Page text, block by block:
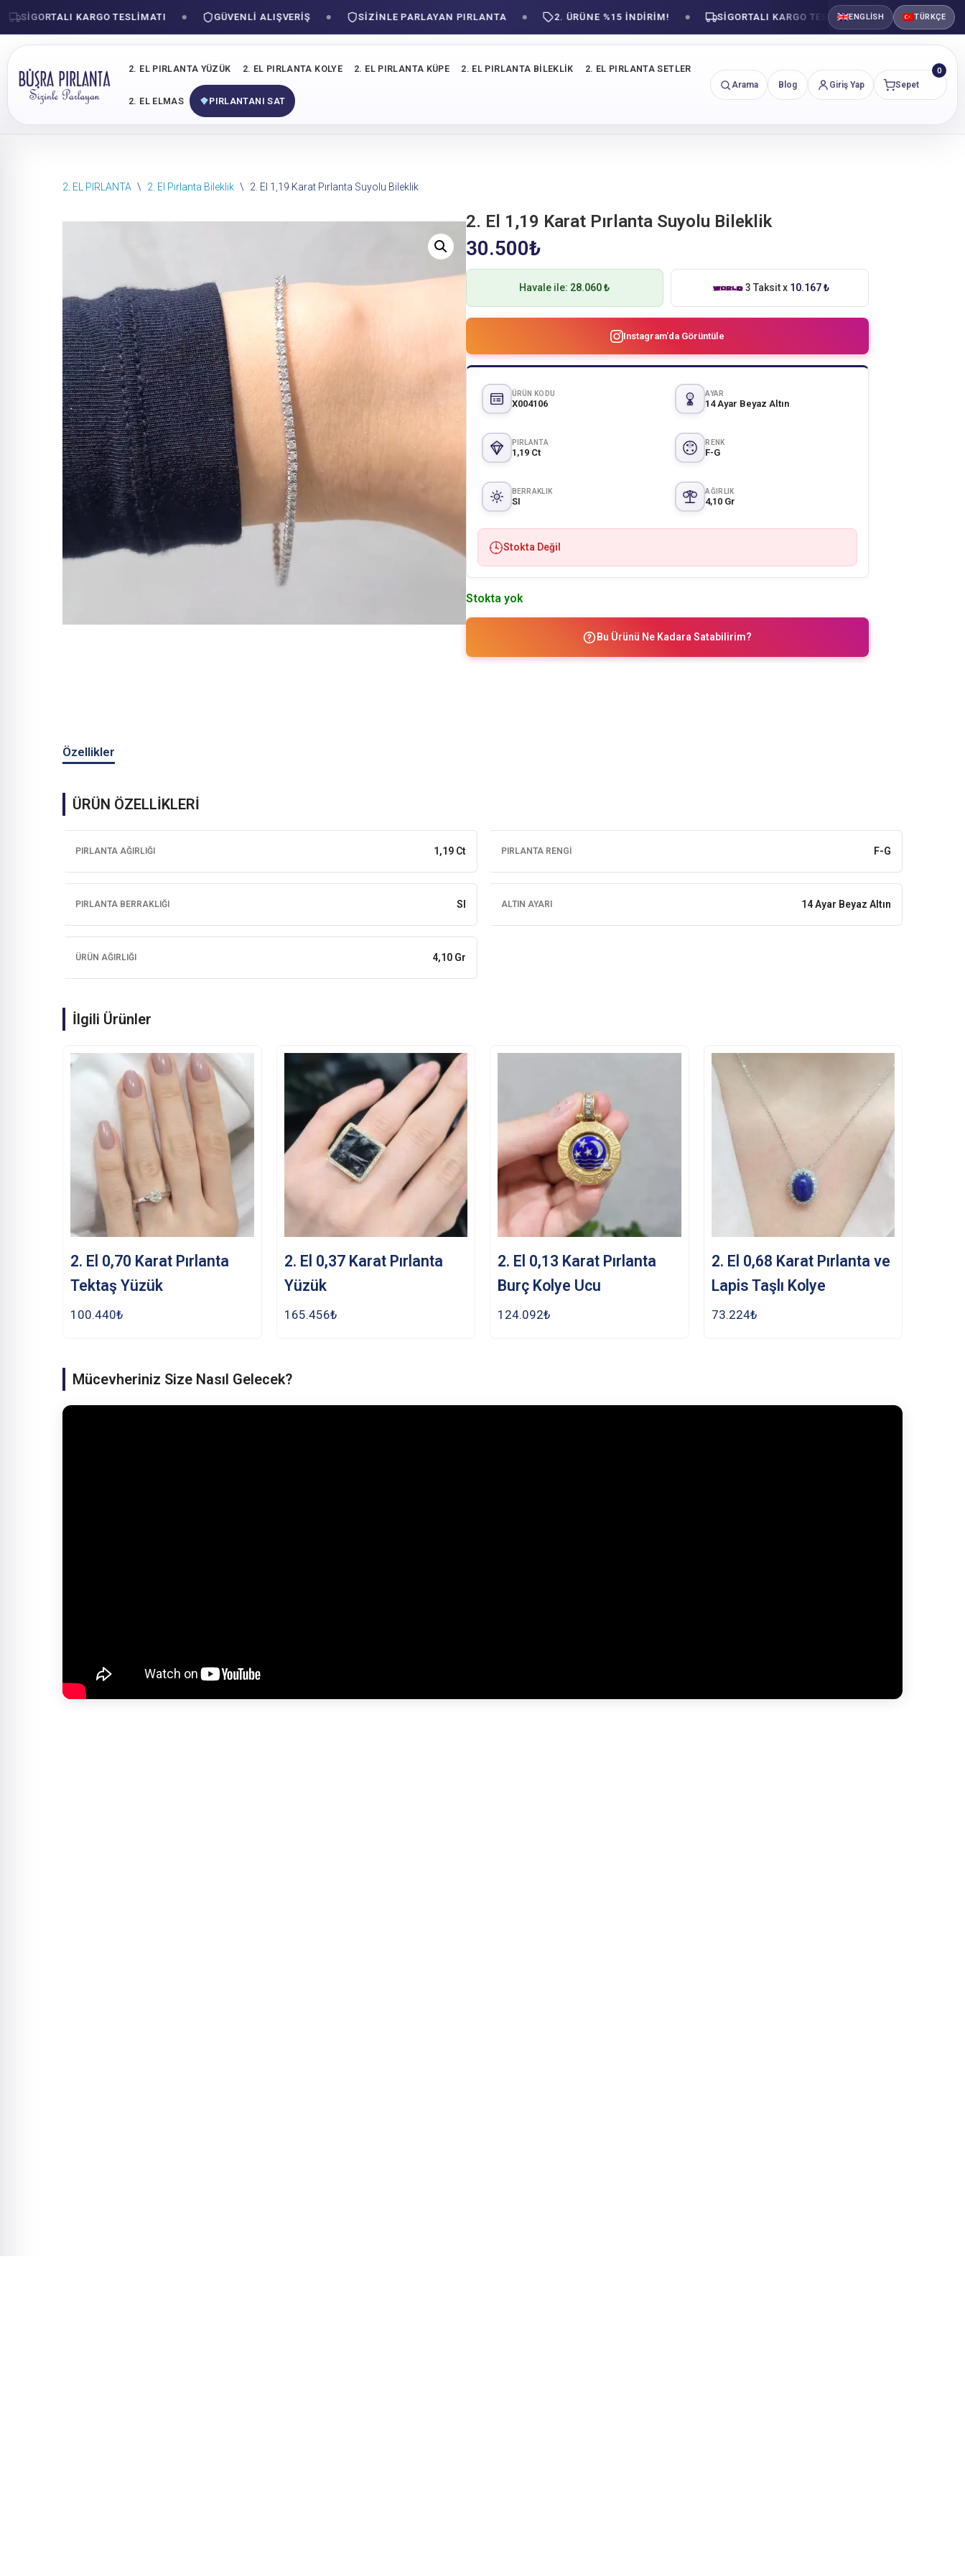
ENGLISH TÜRKÇE
KARGO TESLIMATI GÜVENLI ALIŞVERIŞ SIZINLE PARLAYAN PIRLANTA 2. ÜRÜNE %15 İNDİRİM! SIGORTALI KARGO TESLIMATI GÜVENLI
2. EL PIRLANTA YÜZÜK 2. EL PIRLANTA KOLYE 2. EL PIRLANTA KÜPE 2. EL PIRLANTA BILEKLIK 2. EL PIRLANTA SETLER
2. EL ELMAS PIRLANTANI SAT
Arama Blog Giriş Yap Sepet
0
2. EL PIRLANTA \ 2. El Pırlanta Bileklik \ 2. El 1,19 Karat Pırlanta Suyolu Bileklik
2. El 1,19 Karat Pırlanta Suyolu Bileklik
30.500₺
Havale ile: 28.060 ₺ 3 Taksit x 10.167 ₺
Instagram'da Görüntüle
ÜRÜN KODU
X004106
AYAR
14 Ayar Beyaz Altın
PIRLANTA
1,19 Ct
RENK
F-G
BERRAKLIK
SI
AĞIRLIK
4,10 Gr
Stokta Değil
Stokta yok
Bu Ürünü Ne Kadara Satabilirim?
Özellikler
ÜRÜN ÖZELLİKLERİ
PIRLANTA AĞIRLIĞI 1,19 Ct PIRLANTA RENGI F-G
PIRLANTA BERRAKLIĞI SI ALTIN AYARI 14 Ayar Beyaz Altın
ÜRÜN AĞIRLIĞI 4,10 Gr
İlgili Ürünler
2. El 0,70 Karat Pırlanta
Tektaş Yüzük
100.440₺
2. El 0,37 Karat Pırlanta
Yüzük
165.456₺
2. El 0,13 Karat Pırlanta
Burç Kolye Ucu
124.092₺
2. El 0,68 Karat Pırlanta ve
Lapis Taşlı Kolye
73.224₺
Mücevheriniz Size Nasıl Gelecek?